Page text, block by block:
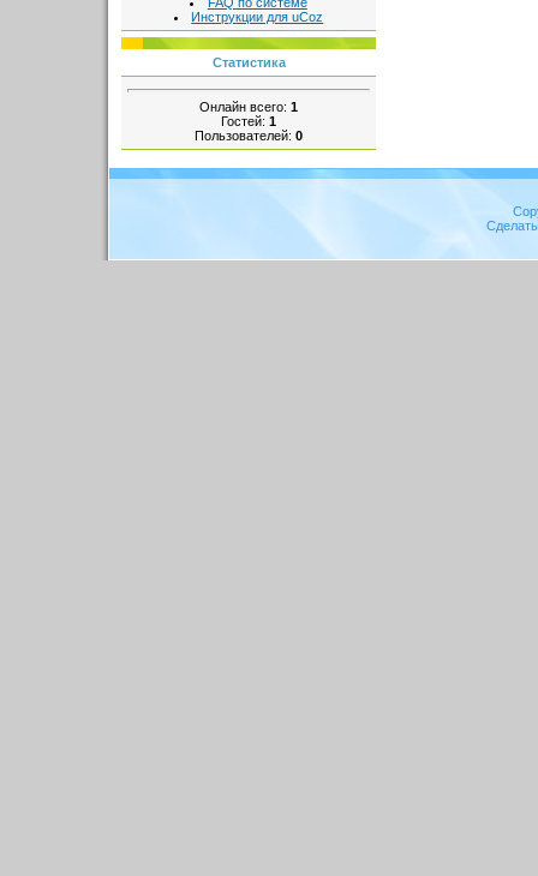
Инструкции для uCoz
Статистика
Онлайн всего: 1
Гостей: 1
Пользователей: 0